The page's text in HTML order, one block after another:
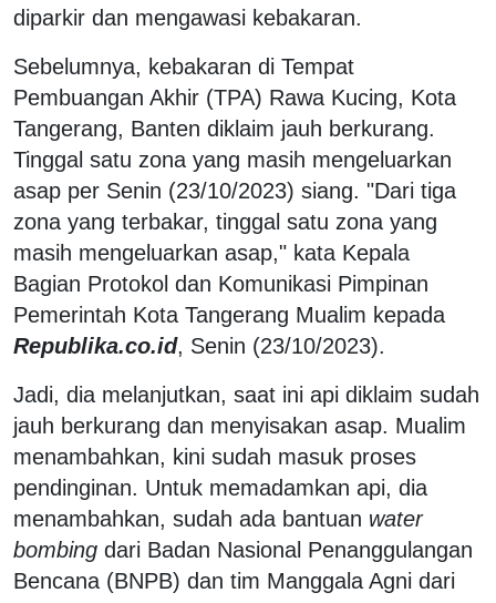
diparkir dan mengawasi kebakaran.
Sebelumnya, kebakaran di Tempat
Pembuangan Akhir (TPA) Rawa Kucing, Kota
Tangerang, Banten diklaim jauh berkurang.
Tinggal satu zona yang masih mengeluarkan
asap per Senin (23/10/2023) siang. "Dari tiga
zona yang terbakar, tinggal satu zona yang
masih mengeluarkan asap," kata Kepala
Bagian Protokol dan Komunikasi Pimpinan
Pemerintah Kota Tangerang Mualim kepada
Republika.co.id, Senin (23/10/2023).
Jadi, dia melanjutkan, saat ini api diklaim sudah
jauh berkurang dan menyisakan asap. Mualim
menambahkan, kini sudah masuk proses
pendinginan. Untuk memadamkan api, dia
menambahkan, sudah ada bantuan water
bombing dari Badan Nasional Penanggulangan
Bencana (BNPB) dan tim Manggala Agni dari